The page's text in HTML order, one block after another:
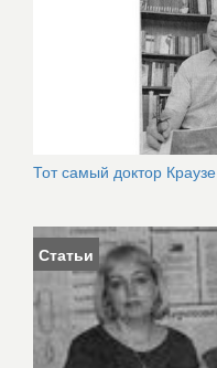
Тот самый доктор Краузе
Статьи